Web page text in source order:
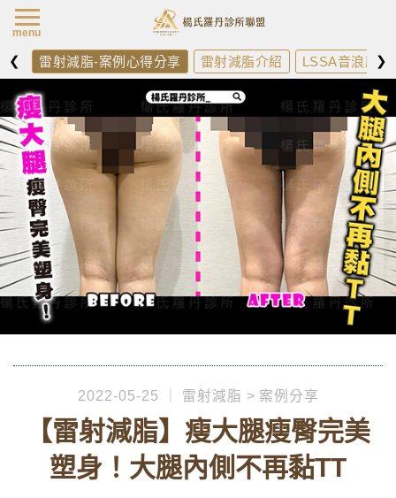
❮ 雷射減脂-案例心得分享 雷射減脂介紹 LSSA音浪脂雕
❯
2022-05-25 雷射減脂 案例分享
【雷射減脂】瘦大腿瘦臀完美
塑身！大腿內側不再黏TT
menu